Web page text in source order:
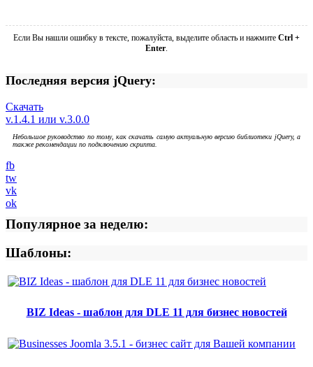
Если Вы нашли ошибку в тексте, пожалуйста, выделите область и нажмите Ctrl +
Enter.
Последняя версия jQuery:
Скачать
v.1.4.1 или v.3.0.0
Небольшое руководство по тому, как скачать самую актуальную версию библиотеки jQuery, а
также рекомендации по подключению скрипта.
fb
tw
vk
ok
Популярное за неделю:
Шаблоны:
BIZ Ideas - шаблон для DLE 11 для бизнес новостей